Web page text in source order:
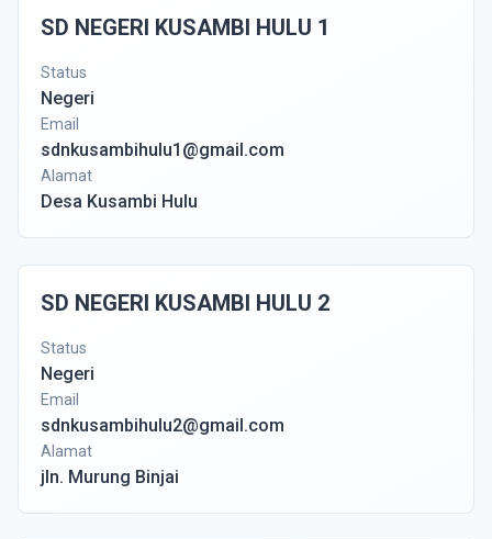
SD NEGERI KUSAMBI HULU 1
Status
Negeri
Email
sdnkusambihulu1@gmail.com
Alamat
Desa Kusambi Hulu
SD NEGERI KUSAMBI HULU 2
Status
Negeri
Email
sdnkusambihulu2@gmail.com
Alamat
jln. Murung Binjai